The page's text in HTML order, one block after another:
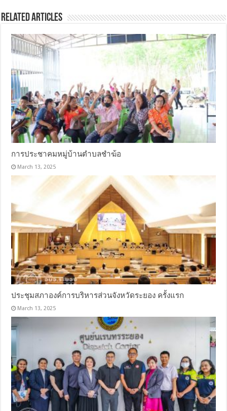
Related Articles
การประชาคมหมู่บ้านตำบลชำฆ้อ
March 13, 2025
ประชุมสภาองค์การบริหารส่วนจังหวัดระยอง ครั้งแรก
March 13, 2025